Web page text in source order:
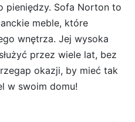
pieniędzy. Sofa Norton to
meble, które
wnętrza. Jej wysoka
przez wiele lat, bez
okazji, by mieć tak
w swoim domu!